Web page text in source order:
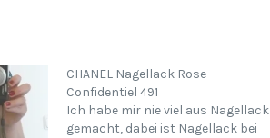
CHANEL Nagellack Rose
Confidentiel 491
Ich habe mir nie viel aus Nagellack
gemacht, dabei ist Nagellack bei